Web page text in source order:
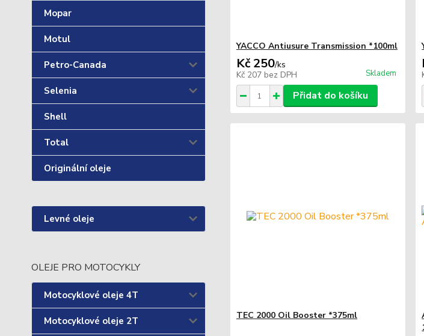
Mopar
Motul
Petro-Canada
Selenia
Shell
Total
Originální oleje
Levné oleje
OLEJE PRO MOTOCYKLY
Motocyklové oleje 4T
Motocyklové oleje 2T
YACCO Antiusure Transmission *100ml
Kč 250/ks
Kč 207 bez DPH Skladem
Přidat do košíku
TEC 2000 Oil Booster *375ml